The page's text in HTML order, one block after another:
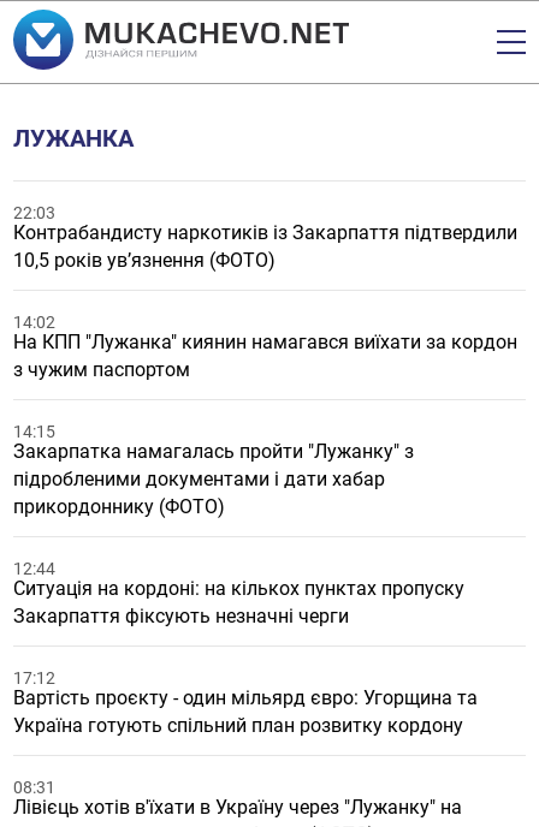
ЛУЖАНКА
22:03
Контрабандисту наркотиків із Закарпаття підтвердили
10,5 років ув’язнення (ФОТО)
14:02
На КПП "Лужанка" киянин намагався виїхати за кордон
з чужим паспортом
14:15
Закарпатка намагалась пройти "Лужанку" з
підробленими документами і дати хабар
прикордоннику (ФОТО)
12:44
Ситуація на кордоні: на кількох пунктах пропуску
Закарпаття фіксують незначні черги
17:12
Вартість проєкту - один мільярд євро: Угорщина та
Україна готують спільний план розвитку кордону
08:31
Лівієць хотів в'їхати в Україну через "Лужанку" на